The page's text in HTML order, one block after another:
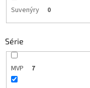
Suvenýry 0
Série
MVP 7